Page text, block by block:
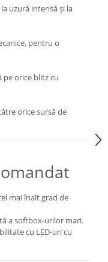
la uzură intensă și la
pentru o
pe orice blitz cu
orice sursă de
mai înalt grad de
a softbox-urilor mari.
cu LED-uri cu